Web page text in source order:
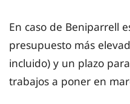
En caso de Beniparrell
presupuesto más
incluido) y un plazo
trabajos a poner en